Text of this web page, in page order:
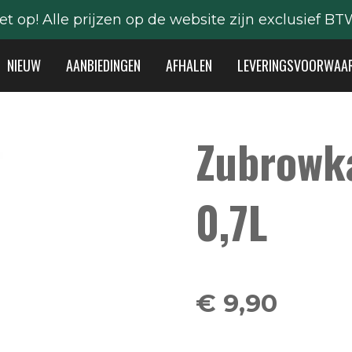
op! Alle prijzen op de website zijn exclusief
NIEUW AANBIEDINGEN AFHALEN
0,7L
€ 9,90